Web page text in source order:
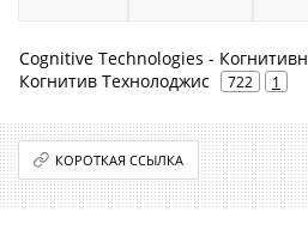
Cognitive Technologies -
Когнитив Технолоджис
722 1
КОРОТКАЯ ССЫЛКА